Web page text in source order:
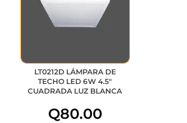
LT0212D LÁMPARA DE
TECHO LED 6W 4.5″
CUADRADA LUZ BLANCA
Q80.00